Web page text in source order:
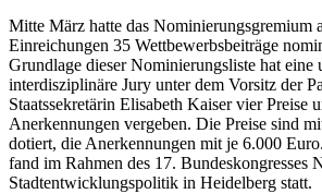
Mitte März hatte das Nominierungsgremium
Einreichungen 35 Wettbewerbsbeiträge
Grundlage dieser Nominierungsliste hat eine
interdisziplinäre Jury unter dem Vorsitz der
Staatssekretärin Elisabeth Kaiser vier Preise
Anerkennungen vergeben. Die Preise sind
dotiert, die Anerkennungen mit je 6.000
fand im Rahmen des 17. Bundeskongresses
Stadtentwicklungspolitik in Heidelberg statt.